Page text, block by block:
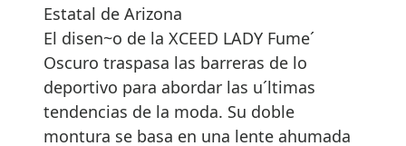
Estatal de Arizona
El disen~o de la XCEED LADY Fume´
Oscuro traspasa las barreras de lo
deportivo para abordar las u´ltimas
tendencias de la moda. Su doble
montura se basa en una lente ahumada